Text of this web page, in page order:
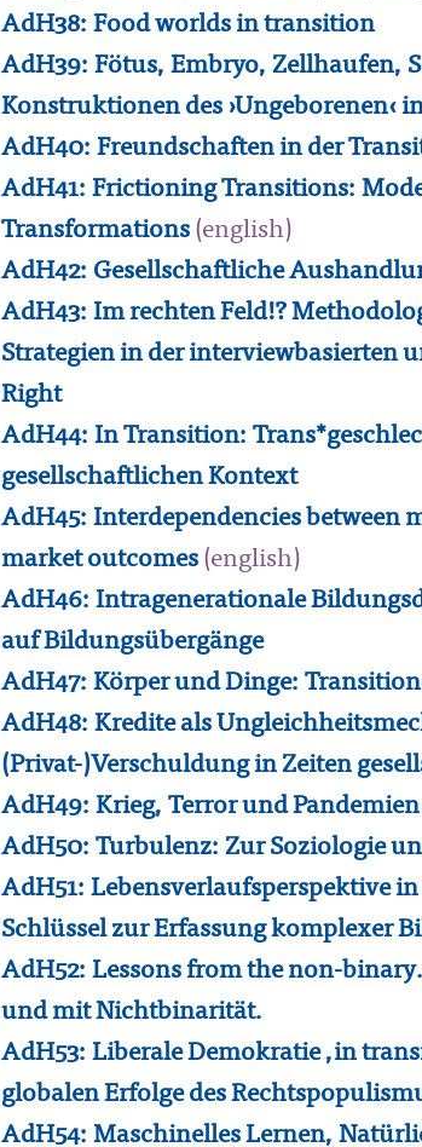
AdH38: Food worlds in transition
AdH39: Fötus, Embryo, Zellhaufen,
Konstruktionen des ›Ungeborenen‹
AdH40: Freundschaften in der
AdH41: Frictioning Transitions:
Transformations (english)
AdH42: Gesellschaftliche
AdH43: Im rechten Feld!?
Strategien in der interviewbasierten
Right
AdH44: In Transition:
gesellschaftlichen Kontext
AdH45: Interdependencies between
market outcomes (english)
AdH46: Intragenerationale
auf Bildungsübergänge
AdH47: Körper und Dinge:
AdH48: Kredite als
(Privat-)Verschuldung in Zeiten
AdH49: Krieg, Terror und
AdH50: Turbulenz: Zur Soziologie
AdH51: Lebensverlaufsperspektive
Schlüssel zur Erfassung komplexer
AdH52: Lessons from the non-
und mit Nichtbinarität.
AdH53: Liberale Demokratie ,in
globalen Erfolge des
AdH54: Maschinelles Lernen,